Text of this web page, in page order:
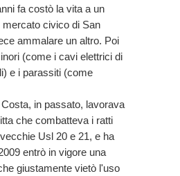
fa costò la vita a un
mercato civico di San
ammalare un altro. Poi
(come i cavi elettrici di
e i parassiti (come
in passato, lavorava
che combatteva i ratti
Usl 20 e 21, e ha
entrò in vigore una
giustamente vietò l'uso